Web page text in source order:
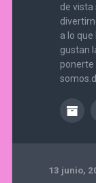
de vista
a lo
gustan
ponerte
13 junio,